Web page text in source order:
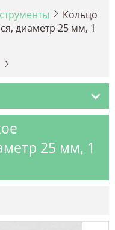
Кольцо
диаметр 25 мм, 1
25 мм, 1